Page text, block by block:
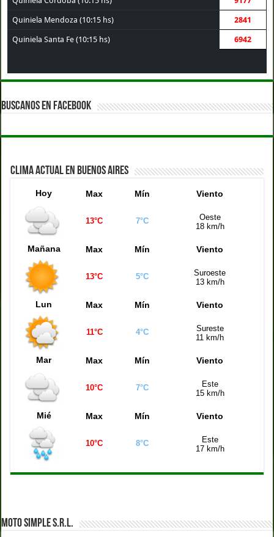
Quiniela Mendoza (10:15 hs) 2841
Quiniela Santa Fe (10:15 hs) 6942
BUSCANOS EN FACEBOOK
CLIMA ACTUAL EN BUENOS AIRES
Hoy Max Mín Viento
13°C 7°C
Oeste
18 km/h
Mañana Max Mín Viento
13°C 5°C
Suroeste
13 km/h
Lun Max Mín Viento
11°C 4°C
Sureste
11 km/h
Mar Max Mín Viento
10°C 7°C
Este
15 km/h
Mié Max Mín Viento
10°C 8°C
Este
17 km/h
MOTO SIMPLE S.R.L.